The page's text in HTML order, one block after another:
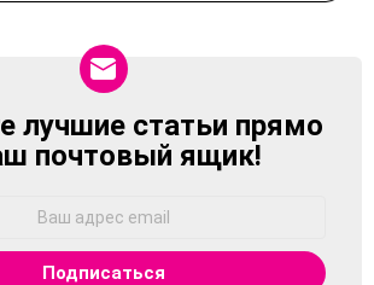
лучшие статьи прямо
почтовый ящик!